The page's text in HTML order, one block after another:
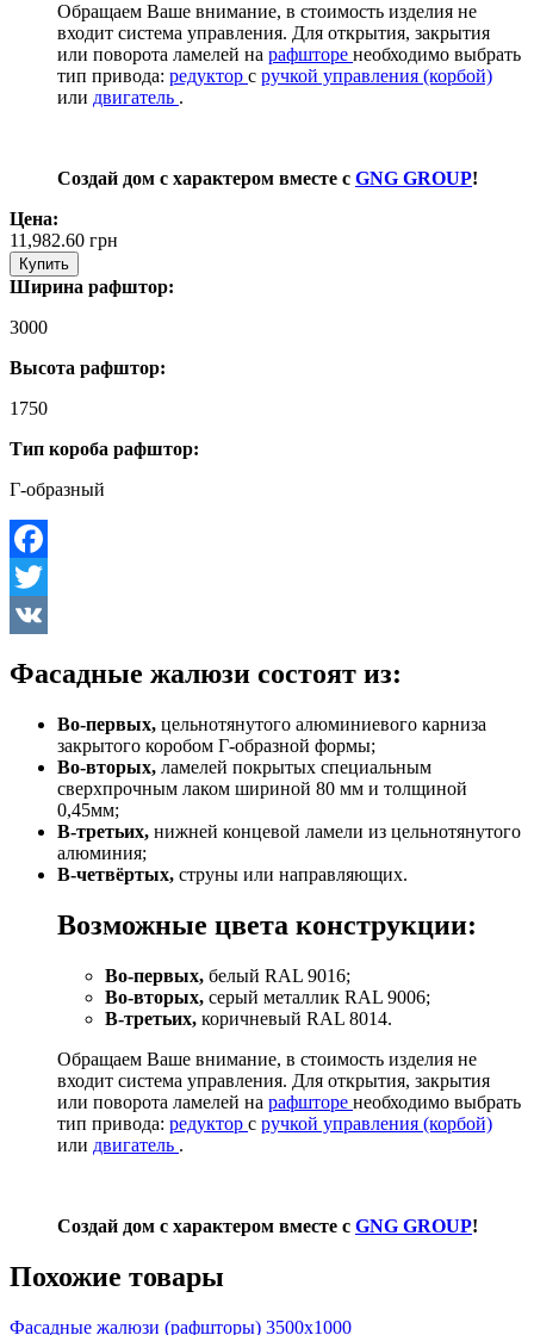
Обращаем Ваше внимание, в стоимость изделия не
входит система управления. Для открытия, закрытия
или поворота ламелей на рафшторе необходимо выбрать
тип привода: редуктор с ручкой управления (корбой)
или двигатель .
Создай дом с характером вместе с GNG GROUP!
Цена:
11,982.60 грн
Купить
Ширина рафштор:
3000
Высота рафштор:
1750
Тип короба рафштор:
Г-образный
Facebook
Twitter
Фасадные жалюзи состоят из:
Во-первых, цельнотянутого алюминиевого карниза
закрытого коробом Г-образной формы;
Во-вторых, ламелей покрытых специальным
сверхпрочным лаком шириной 80 мм и толщиной
0,45мм;
В-третьих, нижней концевой ламели из цельнотянутого
алюминия;
В-четвёртых, струны или направляющих.
Возможные цвета конструкции:
Во-первых, белый RAL 9016;
Во-вторых, серый металлик RAL 9006;
В-третьих, коричневый RAL 8014.
Обращаем Ваше внимание, в стоимость изделия не
входит система управления. Для открытия, закрытия
или поворота ламелей на рафшторе необходимо выбрать
тип привода: редуктор с ручкой управления (корбой)
или двигатель .
Создай дом с характером вместе с GNG GROUP!
Похожие товары
Фасадные жалюзи (рафшторы) 3500х1000